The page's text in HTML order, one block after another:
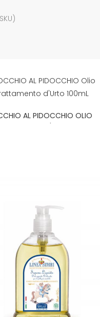
AL PIDOCCHIO OLIO
D'URTO 100ML